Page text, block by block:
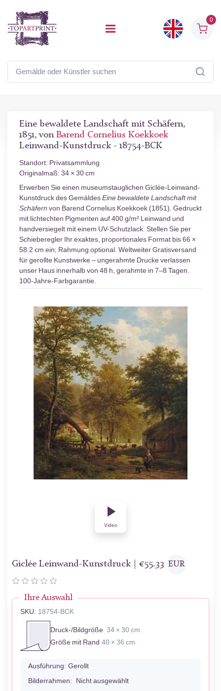
0
Eine bewaldete Landschaft mit Schäfern,
1851, von Barend Cornelius Koekkoek
Leinwand-Kunstdruck - 18754-BCK
Standort: Privatsammlung
Originalmaß: 34 × 30 cm
Erwerben Sie einen museumstauglichen Giclée-Leinwand-
Kunstdruck des GemäldesEine bewaldete Landschaft mit
Schäfern von Barend Cornelius Koekkoek (1851). Gedruckt
mit lichtechten Pigmenten auf 400 g/m² Leinwand und
handversiegelt mit einem UV-Schutzlack. Stellen Sie per
Schieberegler Ihr exaktes, proportionales Format bis 66 ×
58.2 cm ein; Rahmung optional. Weltweiter Gratisversand
für gerollte Kunstwerke – ungerahmte Drucke verlassen
unser Haus innerhalb von 48 h, gerahmte in 7–8 Tagen.
100-Jahre-Farbgarantie.
Video
Giclée Leinwand-Kunstdruck | €55.33 EUR
Ihre Auswahl
SKU: 18754-BCK
Druck-/Bildgröße 34 × 30 cm
Größe mit Rand 40 × 36 cm
Ausführung: Gerollt
Bilderrahmen: Nicht ausgewählt